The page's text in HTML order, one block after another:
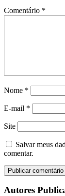
Comentário *
Nome *
E-mail *
Site
Salvar meus
comentar.
Autores